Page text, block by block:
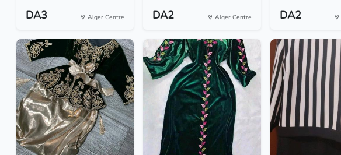
DA3 Alger Centre DA2 Alger Centre DA2